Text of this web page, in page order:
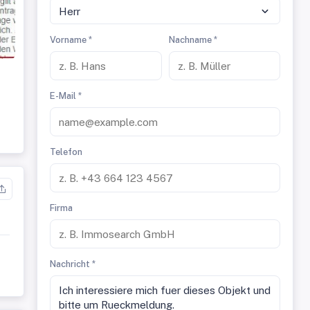
Herr
Vorname * Nachname *
E-Mail *
Telefon
Firma
Nachricht *